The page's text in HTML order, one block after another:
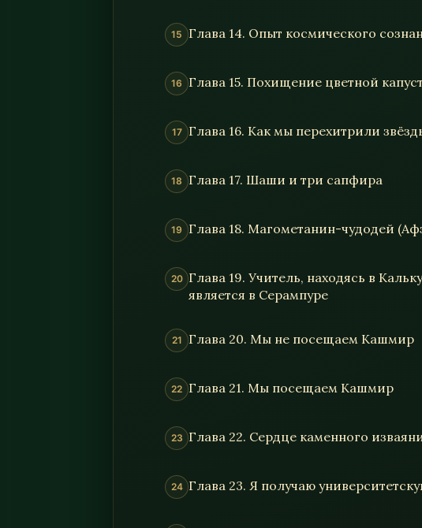
Глава 14. Опыт космического
Глава 15. Похищение цветной
Глава 16. Как мы перехитрили
Глава 17. Шаши и три сапфира
Глава 18. Магометанин-чудодей
Глава 19. Учитель, находясь в
является в Серампуре
Глава 20. Мы не посещаем Кашмир
Глава 21. Мы посещаем Кашмир
Глава 22. Сердце каменного
Глава 23. Я получаю